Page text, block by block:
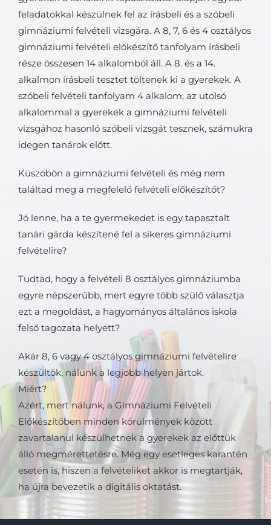
feladatokkal készülnek fel az írásbeli és a szóbeli
gimnáziumi felvételi vizsgára. A 8, 7, 6 és 4 osztályos
gimnáziumi felvételi előkészítő tanfolyam írásbeli
része összesen 14 alkalomból áll. A 8. és a 14.
alkalmon írásbeli tesztet töltenek ki a gyerekek. A
szóbeli felvételi tanfolyam 4 alkalom, az utolsó
alkalommal a gyerekek a gimnáziumi felvételi
vizsgához hasonló szóbeli vizsgát tesznek, számukra
idegen tanárok előtt.
Küszöbön a gimnáziumi felvételi és még nem
találtad meg a megfelelő felvételi előkészítőt?
Jó lenne, ha a te gyermekedet is egy tapasztalt
tanári gárda készítené fel a sikeres gimnáziumi
felvételire?
Tudtad, hogy a felvételi 8 osztályos gimnáziumba
egyre népszerűbb, mert egyre több szülő választja
ezt a megoldást, a hagyományos általános iskola
felső tagozata helyett?
Akár 8, 6 vagy 4 osztályos gimnáziumi felvételire
készültök, nálunk a legjobb helyen jártok.
Miért?
Azért, mert nálunk, a Gimnáziumi Felvételi
Előkészítőben minden körülmények között
zavartalanul készülhetnek a gyerekek az előttük
álló megmérettetésre. Még egy esetleges karantén
esetén is, hiszen a felvételiket akkor is megtartják,
ha újra bevezetik a digitális oktatást.